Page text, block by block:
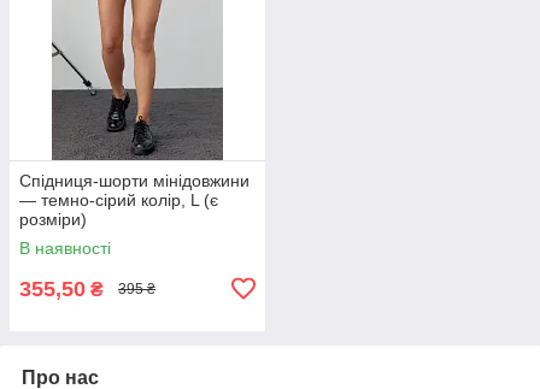
Спідниця-шорти мінідовжини
— темно-сірий колір, L (є
розміри)
В наявності
355,50 ₴ 395 ₴
Про нас